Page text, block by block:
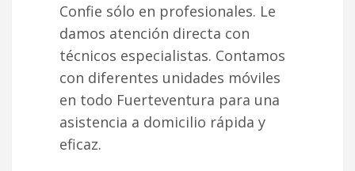
Confie sólo en profesionales. Le
damos atención directa con
técnicos especialistas. Contamos
con diferentes unidades móviles
en todo Fuerteventura para una
asistencia a domicilio rápida y
eficaz.